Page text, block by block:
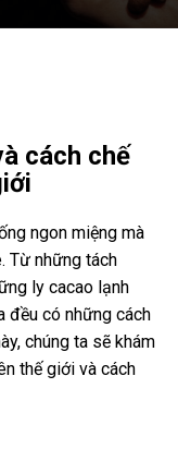
cách chế
ngon miệng mà
Từ những tách
ly cacao lạnh
đều có những cách
chúng ta sẽ khám
thế giới và cách